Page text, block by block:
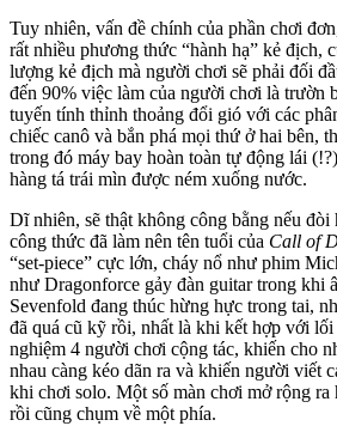
Tuy nhiên, vấn đề chính của phần chơi
rất nhiều phương thức “hành hạ” kẻ địch,
lượng kẻ địch mà người chơi sẽ phải đối
đến 90% việc làm của người chơi là trườn
tuyến tính thỉnh thoảng đổi gió với các
chiếc canô và bắn phá mọi thứ ở hai bên,
trong đó máy bay hoàn toàn tự động lái
hàng tá trái mìn được ném xuống nước.
Dĩ nhiên, sẽ thật không công bằng nếu đòi
công thức đã làm nên tên tuổi của Call of
“set-piece” cực lớn, cháy nổ như phim
như Dragonforce gảy đàn guitar trong khi
Sevenfold đang thúc hừng hực trong tai,
đã quá cũ kỹ rồi, nhất là khi kết hợp với
nghiệm 4 người chơi cộng tác, khiến cho
nhau càng kéo dãn ra và khiến người viết
khi chơi solo. Một số màn chơi mở rộng
rồi cũng chụm về một phía.